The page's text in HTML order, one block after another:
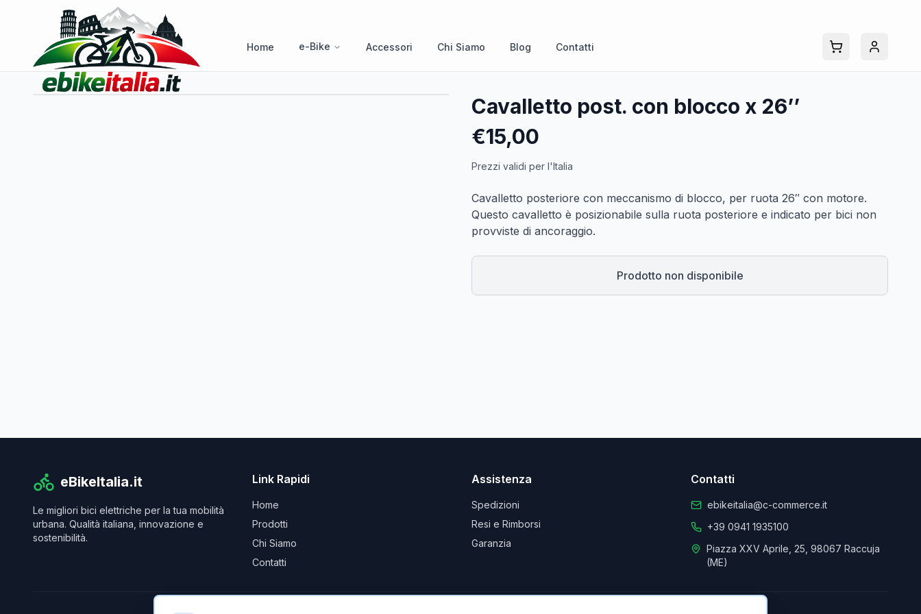
Home e-Bike Accessori Chi Siamo Blog Contatti
Cavalletto post. con blocco x 26’’
€15,00
Prezzi validi per l'Italia
Cavalletto posteriore con meccanismo di blocco, per ruota 26″ con motore.
Questo cavalletto è posizionabile sulla ruota posteriore e indicato per bici non
provviste di ancoraggio.
Prodotto non disponibile
eBikeItalia.it
Le migliori bici elettriche per la tua mobilità
urbana. Qualità italiana, innovazione e
sostenibilità.
Link Rapidi
Home
Prodotti
Chi Siamo
Contatti
Assistenza
Spedizioni
Resi e Rimborsi
Garanzia
Contatti
ebikeitalia@c-commerce.it
+39 0941 1935100
Piazza XXV Aprile, 25, 98067 Raccuja
(ME)